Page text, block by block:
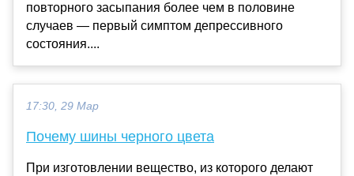
повторного засыпания более чем в половине
случаев — первый симптом депрессивного
состояния....
17:30, 29 Мар
Почему шины черного цвета
При изготовлении вещество, из которого делают